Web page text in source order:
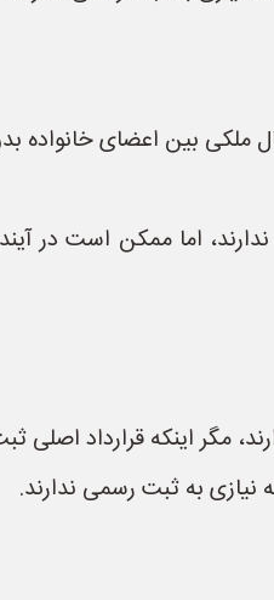
ملکی بین اعضای خانواده
اما ممکن است در
مگر اینکه قرارداد اصلی
نیازی به ثبت رسمی ندارند.